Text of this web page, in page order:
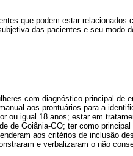
que podem estar relacionados
das pacientes e seu modo
com diagnós­tico principal de
aos prontuários para a
ou igual 18 anos; estar em
de Goiânia­-GO; ter como
aos critérios de inclusão
e verbalizaram o não